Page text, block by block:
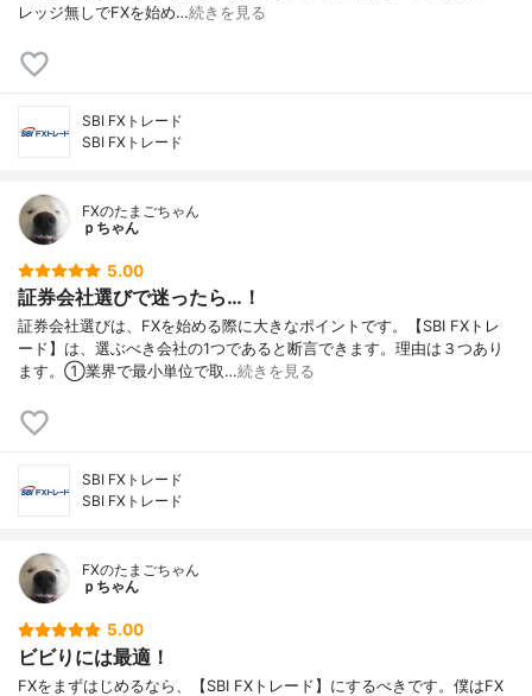
レッジ無しでFXを始め…続きを見る
SBI FXトレード
SBI FXトレード
FXのたまごちゃん
ｐちゃん
5.00
証券会社選びで迷ったら…！
証券会社選びは、FXを始める際に大きなポイントです。【SBI FXトレ
ード】は、選ぶべき会社の1つであると断言できます。理由は３つあり
ます。①業界で最小単位で取…続きを見る
SBI FXトレード
SBI FXトレード
FXのたまごちゃん
ｐちゃん
5.00
ビビりには最適！
FXをまずはじめるなら、【SBI FXトレード】にするべきです。僕はFX